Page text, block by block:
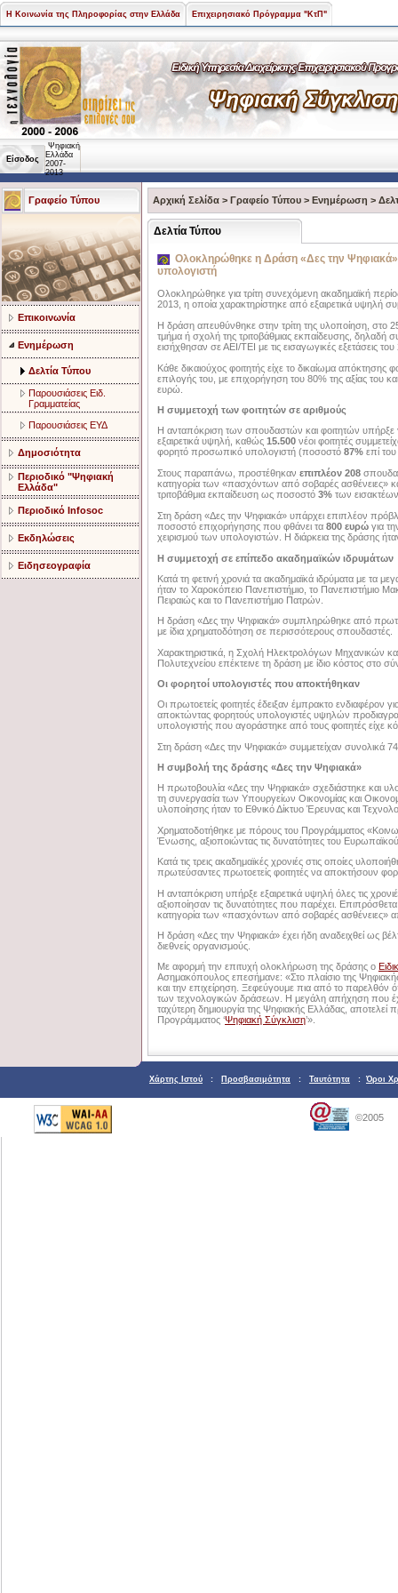
Η Κοινωνία της Πληροφορίας στην Ελλάδα Επιχειρησιακό Πρόγραμμα "ΚτΠ"
Είσοδος
Ψηφιακή
Ελλάδα
2007-
2013
Γραφείο Τύπου
Επικοινωνία
Ενημέρωση
Δελτία Τύπου
Παρουσιάσεις Ειδ.
Γραμματείας
Παρουσιάσεις ΕΥΔ
Δημοσιότητα
Περιοδικό "Ψηφιακή
Ελλάδα"
Περιοδικό Infosoc
Εκδηλώσεις
Ειδησεογραφία
Αρχική Σελίδα > Γραφείο Τύπου > Ενημέρωση >
Δελτία Τύπου
Ολοκληρώθηκε η Δράση «Δες την
υπολογιστή
Ολοκληρώθηκε για τρίτη συνεχόμενη ακαδημαϊκή
2013, η οποία χαρακτηρίστηκε από εξαιρετικά υψηλή
Η δράση απευθύνθηκε στην τρίτη της υλοποίηση, στο
τμήμα ή σχολή της τριτοβάθμιας εκπαίδευσης, δηλαδή
εισήχθησαν σε ΑΕΙ/ΤΕΙ με τις εισαγωγικές εξετάσεις
Κάθε δικαιούχος φοιτητής είχε το δικαίωμα απόκτησης
επιλογής του, με επιχορήγηση του 80% της αξίας του
ευρώ.
Η συμμετοχή των φοιτητών σε αριθμούς
Η ανταπόκριση των σπουδαστών και φοιτητών υπήρξε
εξαιρετικά υψηλή, καθώς 15.500 νέοι φοιτητές
φορητό προσωπικό υπολογιστή (ποσοστό 87% επί
Στους παραπάνω, προστέθηκαν επιπλέον 208
κατηγορία των «πασχόντων από σοβαρές ασθένειες»
τριτοβάθμια εκπαίδευση ως ποσοστό 3% των
Στη δράση «Δες την Ψηφιακά» υπάρχει επιπλέον
ποσοστό επιχορήγησης που φθάνει τα 800 ευρώ για
χειρισμού των υπολογιστών. Η διάρκεια της δράσης
Η συμμετοχή σε επίπεδο ακαδημαϊκών ιδρυμάτων
Κατά τη φετινή χρονιά τα ακαδημαϊκά ιδρύματα με τα
ήταν το Χαροκόπειο Πανεπιστήμιο, το Πανεπιστήμιο
Πειραιώς και το Πανεπιστήμιο Πατρών.
Η δράση «Δες την Ψηφιακά» συμπληρώθηκε από
με ίδια χρηματοδότηση σε περισσότερους σπουδαστές.
Χαρακτηριστικά, η Σχολή Ηλεκτρολόγων Μηχανικών
Πολυτεχνείου επέκτεινε τη δράση με ίδιο κόστος στο
Οι φορητοί υπολογιστές που αποκτήθηκαν
Οι πρωτοετείς φοιτητές έδειξαν έμπρακτο ενδιαφέρον
αποκτώντας φορητούς υπολογιστές υψηλών
υπολογιστής που αγοράστηκε από τους φοιτητές είχε
Στη δράση «Δες την Ψηφιακά» συμμετείχαν συνολικά
Η συμβολή της δράσης «Δες την Ψηφιακά»
Η πρωτοβουλία «Δες την Ψηφιακά» σχεδιάστηκε και
τη συνεργασία των Υπουργείων Οικονομίας και
υλοποίησης ήταν το Εθνικό Δίκτυο Έρευνας και
Χρηματοδοτήθηκε με πόρους του Προγράμματος
Ένωσης, αξιοποιώντας τις δυνατότητες του
Κατά τις τρεις ακαδημαϊκές χρονιές στις οποίες
πρωτεύσαντες πρωτοετείς φοιτητές να αποκτήσουν
Η ανταπόκριση υπήρξε εξαιρετικά υψηλή όλες τις
αξιοποίησαν τις δυνατότητες που παρέχει.
κατηγορία των «πασχόντων από σοβαρές ασθένειες»
Η δράση «Δες την Ψηφιακά» έχει ήδη αναδειχθεί ως
διεθνείς οργανισμούς.
Με αφορμή την επιτυχή ολοκλήρωση της δράσης ο
Ασημακόπουλος επεσήμανε: «Στο πλαίσιο της
και την επιχείρηση. Ξεφεύγουμε πια από το παρελθόν
των τεχνολογικών δράσεων. Η μεγάλη απήχηση που
ταχύτερη δημιουργία της Ψηφιακής Ελλάδας,
Προγράμματος ‘Ψηφιακή Σύγκλιση’».
Χάρτης Ιστού : Προσβασιμότητα : Ταυτότητα : Όροι
©2005